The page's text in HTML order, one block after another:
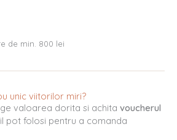
de min. 800 lei
unic viitorilor miri?
valoarea dorita si achita voucherul
pot folosi pentru a comanda